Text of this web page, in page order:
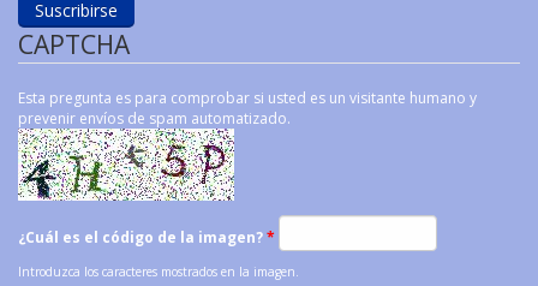
CAPTCHA
Esta pregunta es para comprobar si usted es un visitante humano y
prevenir envíos de spam automatizado.
¿Cuál es el código de la imagen?*
Introduzca los caracteres mostrados en la imagen.